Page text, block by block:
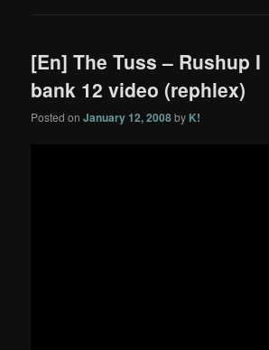
[En] The Tuss – Rushup I
bank 12 video (rephlex)
Posted onJanuary 12, 2008by K!